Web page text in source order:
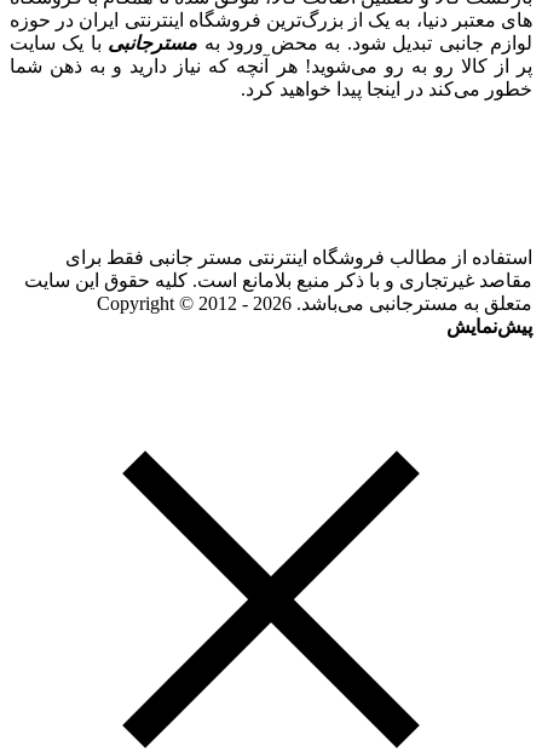
های معتبر دنیا، به یک از بزرگ‌ترین فروشگاه اینترنتی ایران در حوزه
لوازم جانبی تبدیل شود. به محض ورود به مسترجانبی با یک سایت
پر از کالا رو به رو می‌شوید! هر آنچه که نیاز دارید و به ذهن شما
خطور می‌کند در اینجا پیدا خواهید کرد.
استفاده از مطالب فروشگاه اینترنتی مستر جانبی فقط برای
مقاصد غیرتجاری و با ذکر منبع بلامانع است. کلیه حقوق این سایت
متعلق به مسترجانبی می‌باشد. Copyright © 2012 - 2026
پیش‌نمایش